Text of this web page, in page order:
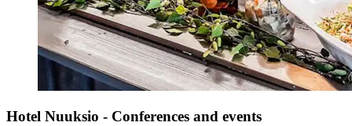
Hotel Nuuksio - Conferences and events